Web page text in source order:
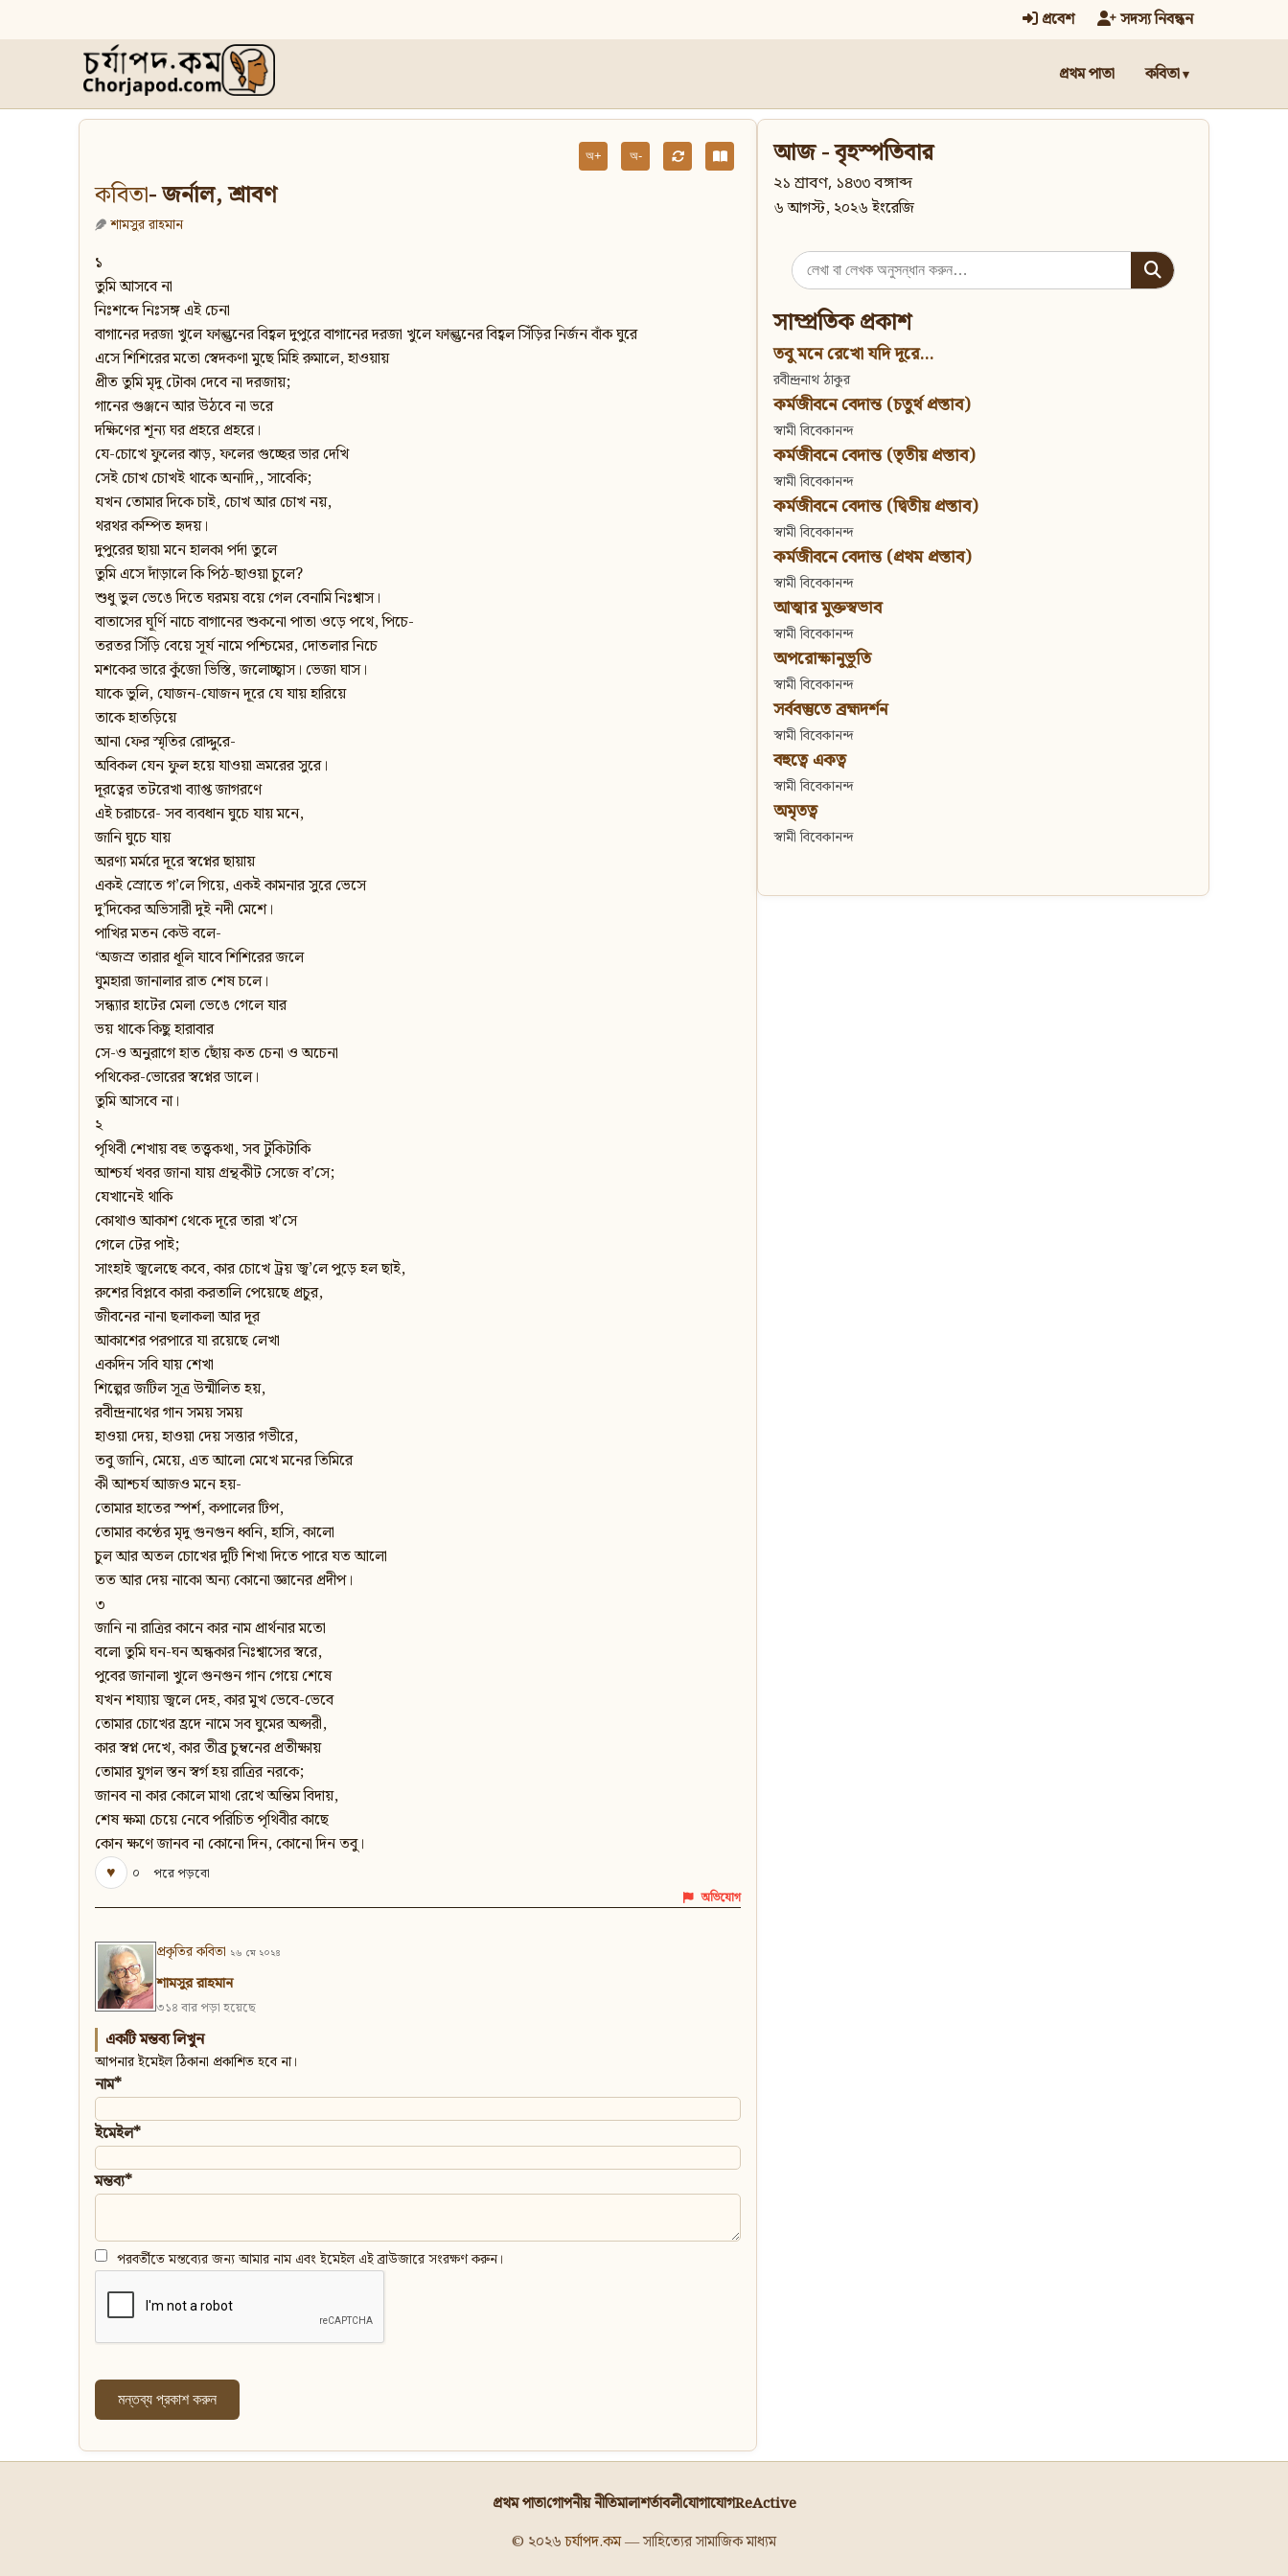
প্রবেশ সদস্য নিবন্ধন
প্রথম পাতা কবিতা
অ+ অ-
কবিতা- জর্নাল, শ্রাবণ
শামসুর রাহমান
১
তুমি আসবে না
নিঃশব্দে নিঃসঙ্গ এই চেনা
বাগানের দরজা খুলে ফাল্গুনের বিহ্বল দুপুরে বাগানের দরজা খুলে ফাল্গুনের বিহ্বল সিঁড়ির নির্জন বাঁক ঘুরে
এসে শিশিরের মতো স্বেদকণা মুছে মিহি রুমালে, হাওয়ায়
প্রীত তুমি মৃদু টোকা দেবে না দরজায়;
গানের গুঞ্জনে আর উঠবে না ভরে
দক্ষিণের শূন্য ঘর প্রহরে প্রহরে।
যে-চোখে ফুলের ঝাড়, ফলের গুচ্ছের ভার দেখি
সেই চোখ চোখই থাকে অনাদি,, সাবেকি;
যখন তোমার দিকে চাই, চোখ আর চোখ নয়,
থরথর কম্পিত হৃদয়।
দুপুরের ছায়া মনে হালকা পর্দা তুলে
তুমি এসে দাঁড়ালে কি পিঠ-ছাওয়া চুলে?
শুধু ভুল ভেঙে দিতে ঘরময় বয়ে গেল বেনামি নিঃশ্বাস।
বাতাসের ঘূর্ণি নাচে বাগানের শুকনো পাতা ওড়ে পথে, পিচে-
তরতর সিঁড়ি বেয়ে সূর্য নামে পশ্চিমের, দোতলার নিচে
মশকের ভারে কুঁজো ভিস্তি, জলোচ্ছ্বাস। ভেজা ঘাস।
যাকে ভুলি, যোজন-যোজন দূরে যে যায় হারিয়ে
তাকে হাতড়িয়ে
আনা ফের স্মৃতির রোদ্দুরে-
অবিকল যেন ফুল হয়ে যাওয়া ভ্রমরের সুরে।
দূরত্বের তটরেখা ব্যাপ্ত জাগরণে
এই চরাচরে- সব ব্যবধান ঘুচে যায় মনে,
জানি ঘুচে যায়
অরণ্য মর্মরে দূরে স্বপ্নের ছায়ায়
একই স্রোতে গ’লে গিয়ে, একই কামনার সুরে ভেসে
দু’দিকের অভিসারী দুই নদী মেশে।
পাখির মতন কেউ বলে-
‘অজস্র তারার ধূলি যাবে শিশিরের জলে
ঘুমহারা জানালার রাত শেষ চলে।
সন্ধ্যার হাটের মেলা ভেঙে গেলে যার
ভয় থাকে কিছু হারাবার
সে-ও অনুরাগে হাত ছোঁয় কত চেনা ও অচেনা
পথিকের-ভোরের স্বপ্নের ডালে।
তুমি আসবে না।
২
পৃথিবী শেখায় বহু তত্ত্বকথা, সব টুকিটাকি
আশ্চর্য খবর জানা যায় গ্রন্থকীট সেজে ব’সে;
যেখানেই থাকি
কোথাও আকাশ থেকে দূরে তারা খ’সে
গেলে টের পাই;
সাংহাই জ্বলেছে কবে, কার চোখে ট্রয় জ্ব’লে পুড়ে হল ছাই,
রুশের বিপ্লবে কারা করতালি পেয়েছে প্রচুর,
জীবনের নানা ছলাকলা আর দূর
আকাশের পরপারে যা রয়েছে লেখা
একদিন সবি যায় শেখা
শিল্পের জটিল সূত্র উন্মীলিত হয়,
রবীন্দ্রনাথের গান সময় সময়
হাওয়া দেয়, হাওয়া দেয় সত্তার গভীরে,
তবু জানি, মেয়ে, এত আলো মেখে মনের তিমিরে
কী আশ্চর্য আজও মনে হয়-
তোমার হাতের স্পর্শ, কপালের টিপ,
তোমার কণ্ঠের মৃদু গুনগুন ধ্বনি, হাসি, কালো
চুল আর অতল চোখের দুটি শিখা দিতে পারে যত আলো
তত আর দেয় নাকো অন্য কোনো জ্ঞানের প্রদীপ।
৩
জানি না রাত্রির কানে কার নাম প্রার্থনার মতো
বলো তুমি ঘন-ঘন অন্ধকার নিঃশ্বাসের স্বরে,
পুবের জানালা খুলে গুনগুন গান গেয়ে শেষে
যখন শয্যায় জ্বলে দেহ, কার মুখ ভেবে-ভেবে
তোমার চোখের হ্রদে নামে সব ঘুমের অপ্সরী,
কার স্বপ্ন দেখে, কার তীব্র চুম্বনের প্রতীক্ষায়
তোমার যুগল স্তন স্বর্গ হয় রাত্রির নরকে;
জানব না কার কোলে মাথা রেখে অন্তিম বিদায়,
শেষ ক্ষমা চেয়ে নেবে পরিচিত পৃথিবীর কাছে
কোন ক্ষণে জানব না কোনো দিন, কোনো দিন তবু।
♥
০ পরে পড়বো
অভিযোগ
প্রকৃতির কবিতা ২৬ মে ২০২৪
শামসুর রাহমান
৩১৪ বার পড়া হয়েছে
একটি মন্তব্য লিখুন
আপনার ইমেইল ঠিকানা প্রকাশিত হবে না।
নাম*
ইমেইল*
মন্তব্য*
পরবর্তীতে মন্তব্যের জন্য আমার নাম এবং ইমেইল এই ব্রাউজারে সংরক্ষণ করুন।
আজ - বৃহস্পতিবার
২১ শ্রাবণ, ১৪৩৩ বঙ্গাব্দ
৬ আগস্ট, ২০২৬ ইংরেজি
Search
for:
সাম্প্রতিক প্রকাশ
তবু মনে রেখো যদি দূরে...
রবীন্দ্রনাথ ঠাকুর
কর্মজীবনে বেদান্ত (চতুর্থ প্রস্তাব)
স্বামী বিবেকানন্দ
কর্মজীবনে বেদান্ত (তৃতীয় প্রস্তাব)
স্বামী বিবেকানন্দ
কর্মজীবনে বেদান্ত (দ্বিতীয় প্রস্তাব)
স্বামী বিবেকানন্দ
কর্মজীবনে বেদান্ত (প্রথম প্রস্তাব)
স্বামী বিবেকানন্দ
আত্মার মুক্তস্বভাব
স্বামী বিবেকানন্দ
অপরোক্ষানুভূতি
স্বামী বিবেকানন্দ
সর্ববস্তুতে ব্রহ্মদর্শন
স্বামী বিবেকানন্দ
বহুত্বে একত্ব
স্বামী বিবেকানন্দ
অমৃতত্ব
স্বামী বিবেকানন্দ
প্রথম পাতাগোপনীয় নীতিমালাশর্তাবলীযোগাযোগReActive
© ২০২৬চর্যাপদ.কম— সাহিত্যের সামাজিক মাধ্যম